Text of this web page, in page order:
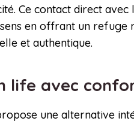
Ce contact direct
en offrant un refuge
et authentique.
life avec
une alternative